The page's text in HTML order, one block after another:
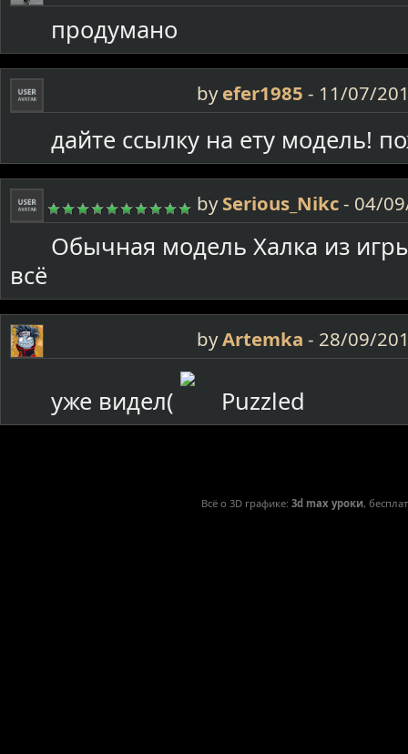
продумано
byefer1985 - 11/07/
дайте ссылку на ету модель!
bySerious_Nikc- 04/
Обычная модель Халка из
всё
byArtemka - 28/09/
уже видел(
Всё о 3D графике: 3d max уроки,